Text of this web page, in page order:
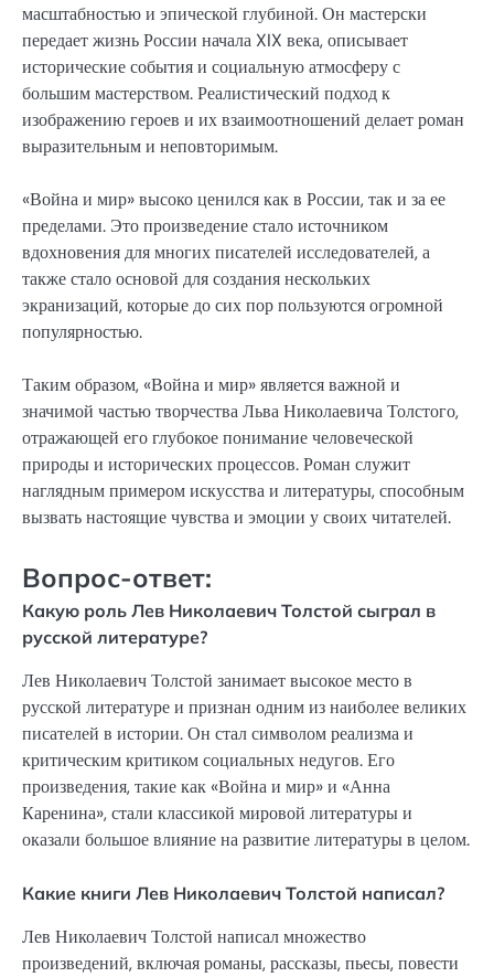
масштабностью и эпической глубиной. Он мастерски
передает жизнь России начала XIX века, описывает
исторические события и социальную атмосферу с
большим мастерством. Реалистический подход к
изображению героев и их взаимоотношений делает роман
выразительным и неповторимым.
«Война и мир» высоко ценился как в России, так и за ее
пределами. Это произведение стало источником
вдохновения для многих писателей исследователей, а
также стало основой для создания нескольких
экранизаций, которые до сих пор пользуются огромной
популярностью.
Таким образом, «Война и мир» является важной и
значимой частью творчества Льва Николаевича Толстого,
отражающей его глубокое понимание человеческой
природы и исторических процессов. Роман служит
наглядным примером искусства и литературы, способным
вызвать настоящие чувства и эмоции у своих читателей.
Вопрос-ответ:
Какую роль Лев Николаевич Толстой сыграл в
русской литературе?
Лев Николаевич Толстой занимает высокое место в
русской литературе и признан одним из наиболее великих
писателей в истории. Он стал символом реализма и
критическим критиком социальных недугов. Его
произведения, такие как «Война и мир» и «Анна
Каренина», стали классикой мировой литературы и
оказали большое влияние на развитие литературы в целом.
Какие книги Лев Николаевич Толстой написал?
Лев Николаевич Толстой написал множество
произведений, включая романы, рассказы, пьесы, повести